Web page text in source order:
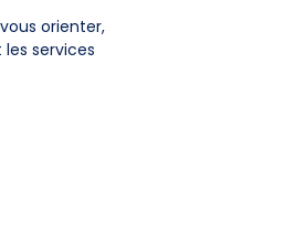
orienter,
services